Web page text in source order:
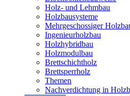
Holz- und Lehmbau
Holzbausysteme
Mehrgeschossiger
Ingenieurholzbau
Holzhybridbau
Holzmodulbau
Brettschichtholz
Brettsperrholz
Themen
Nachverdichtung in